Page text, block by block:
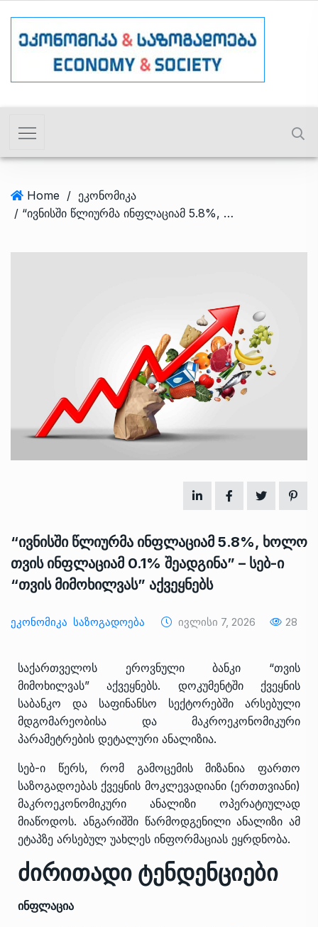
Home / ეკონომიკა
/ “ივნისში წლიურმა ინფლაციამ 5.8%, ხოლო თვის ინფლაციამ 0.1% შეადგინა” – სებ-ი “თვის მიმოხილვას” აქვეყნებს
“ივნისში წლიურმა ინფლაციამ 5.8%, ხოლო
თვის ინფლაციამ 0.1% შეადგინა” – სებ-ი
“თვის მიმოხილვას” აქვეყნებს
Ეკონომიკა Საზოგადოება Ივლისი 7, 2026 28
საქართველოს ეროვნული ბანკი “თვის
მიმოხილვას” აქვეყნებს. დოკუმენტში ქვეყნის
საბანკო და საფინანსო სექტორებში არსებული
მდგომარეობისა და მაკროეკონომიკური
პარამეტრების დეტალური ანალიზია.
სებ-ი წერს, რომ გამოცემის მიზანია ფართო
საზოგადოებას ქვეყნის მოკლევადიანი (ერთთვიანი)
მაკროეკონომიკური ანალიზი ოპერატიულად
მიაწოდოს. ანგარიშში წარმოდგენილი ანალიზი ამ
ეტაპზე არსებულ უახლეს ინფორმაციას ეყრდნობა.
ძირითადი ტენდენციები
ინფლაცია